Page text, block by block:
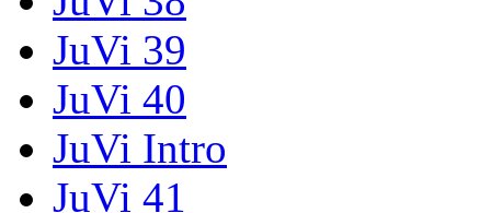
JuVi 39
JuVi 40
JuVi Intro
JuVi 41